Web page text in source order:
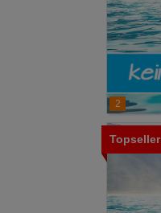
2
Topseller